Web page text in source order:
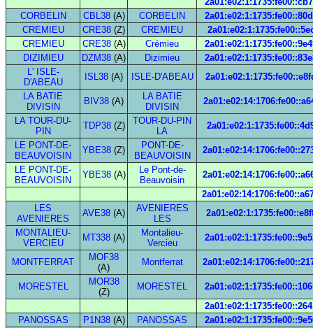
CORBELIN
CBL38(A) CORBELIN
CREMIEU
CRE38 (Z) CREMIEU
CREMIEU
CRE38(A) Crémieu
DIZIMIEU
DZM38 (A) Dizimieu
L' ISLE-
D'ABEAU
ISL38 (A) ISLE-D'ABEAU
LA BATIE
DIVISIN
BIV38 (A)
LA BATIE
DIVISIN
LA TOUR-DU-
PIN
TDP38(Z)
TOUR-DU-PIN
LA
LE PONT-DE-
BEAUVOISIN
YBE38 (Z)
PONT-DE-
BEAUVOISIN
LE PONT-DE-
BEAUVOISIN
YBE38(A)
Le Pont-de-
Beauvoisin
LES
AVENIERES
AVE38 (A)
AVENIERES
LES
MONTALIEU-
VERCIEU
MT338 (A)
Montalieu-
Vercieu
MONTFERRAT
MOF38
(A)
Montferrat
MORESTEL
MOR38
(Z)
MORESTEL
PANOSSAS
P1N38(A) PANOSSAS